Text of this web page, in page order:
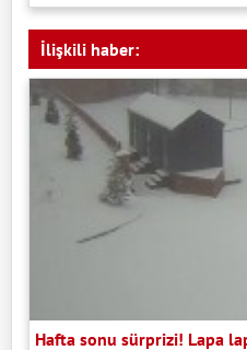
İlişkili haber:
Hafta sonu sürprizi! Lapa